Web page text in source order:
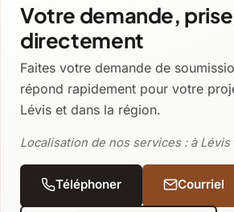
Votre demande,
directement
Faites votre demande de
répond rapidement pour votre
Lévis et dans la région.
Localisation de nos services : à
Téléphoner Courriel